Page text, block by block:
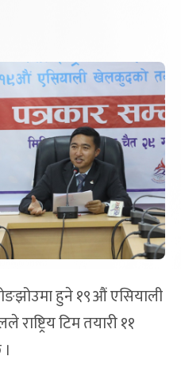
हुने १९औं एसियाली
टिम तयारी ११